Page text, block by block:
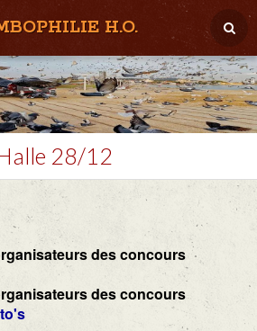
H.O.
28/12
des concours
des concours